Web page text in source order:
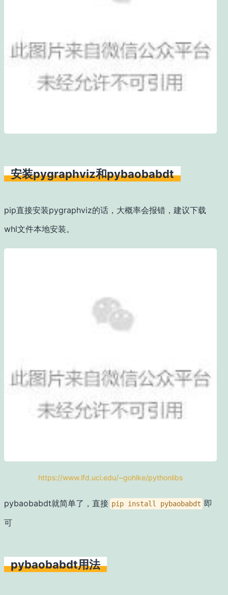
安装pygraphviz和pybaobabdt
pip直接安装pygraphviz的话，大概率会报错，建议下载
whl文件本地安装。
https://www.lfd.uci.edu/~gohlke/pythonlibs
pybaobabdt就简单了，直接 pip install pybaobabdt 即
可
pybaobabdt用法